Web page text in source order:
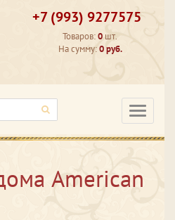
+7 (993) 9277575
Товаров:0 шт.
На сумму:0 руб.
American